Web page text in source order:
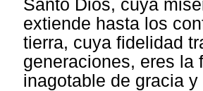
Santo Dios, cuya
extiende hasta los
tierra, cuya fidelidad
generaciones, eres la
inagotable de gracia y